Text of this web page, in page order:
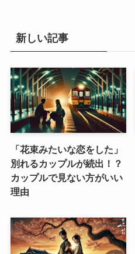
新しい記事
「花束みたいな恋をした」
別れるカップルが続出！？
カップルで見ない方がいい
理由